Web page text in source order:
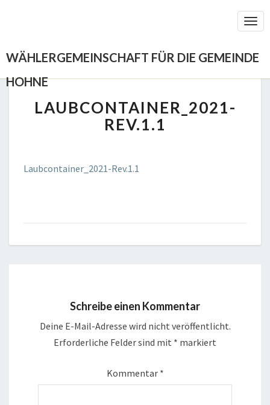
WÄHLERGEMEINSCHAFT FÜR DIE GEMEINDE
HOHNE
REV.1.1
LAUBCONTAINER_2021-
REV.1.1
Laubcontainer_2021-Rev.1.1
Schreibe einen Kommentar
Deine E-Mail-Adresse wird nicht veröffentlicht.
Erforderliche Felder sind mit * markiert
Kommentar *